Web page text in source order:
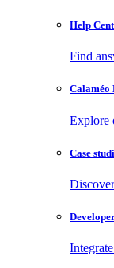
Help
Find
Calaméo
Explore
Case